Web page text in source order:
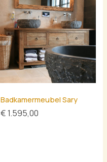
Badkamermeubel Sary
€1.595,00